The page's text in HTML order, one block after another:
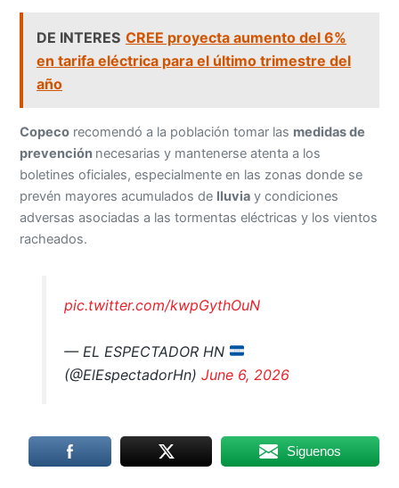
DE INTERES CREE proyecta aumento del 6%
en tarifa eléctrica para el último trimestre del
año
Copeco recomendó a la población tomar las medidas de
prevención necesarias y mantenerse atenta a los
boletines oficiales, especialmente en las zonas donde se
prevén mayores acumulados de lluvia y condiciones
adversas asociadas a las tormentas eléctricas y los vientos
racheados.
pic.twitter.com/kwpGythOuN
— EL ESPECTADOR HN
(@ElEspectadorHn) June 6, 2026
Siguenos